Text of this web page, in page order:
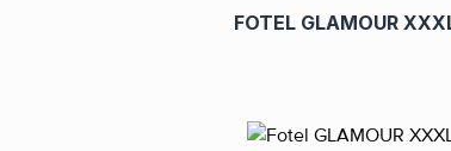
FOTEL GLAMOUR